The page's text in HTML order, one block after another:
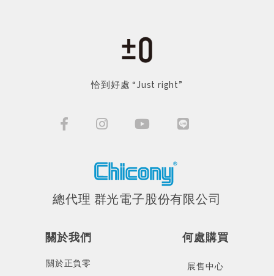
恰到好處 “Just right”
總代理 群光電子股份有限公司
關於我們
關於正負零
何處購買
展售中心